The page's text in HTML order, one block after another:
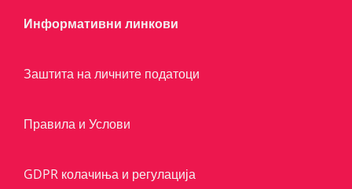
Информативни линкови
Заштита на личните податоци
Правила и Услови
GDPR колачиња и регулација